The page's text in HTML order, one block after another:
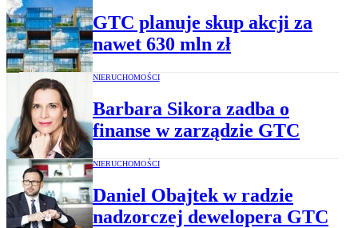
GTC planuje skup akcji za
nawet 630 mln zł
NIERUCHOMOŚCI
Barbara Sikora zadba o
finanse w zarządzie GTC
NIERUCHOMOŚCI
Daniel Obajtek w radzie
nadzorczej dewelopera GTC